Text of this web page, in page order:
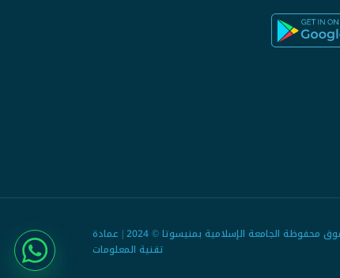
جميع الحقوق محفوظة الجامعة الإسلامية بمنيسوتا © 2024 | عمادة
تقنية المعلومات